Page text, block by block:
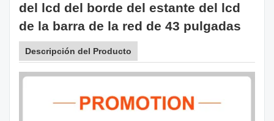
del lcd del borde del estante del lcd
de la barra de la red de 43 pulgadas
Descripción del Producto